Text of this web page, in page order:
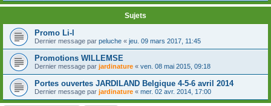
Sujets
Promo Li-l
Dernier message par peluche « jeu. 09 mars 2017, 11:45
Promotions WILLEMSE
Dernier message par jardinature « ven. 08 mai 2015, 09:18
Portes ouvertes JARDILAND Belgique 4-5-6 avril 2014
Dernier message par jardinature « mer. 02 avr. 2014, 17:00